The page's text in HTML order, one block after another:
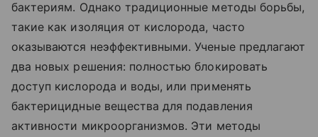
бактериям. Однако традиционные методы борьбы,
такие как изоляция от кислорода, часто
оказываются неэффективными. Ученые предлагают
два новых решения: полностью блокировать
доступ кислорода и воды, или применять
бактерицидные вещества для подавления
активности микроорганизмов. Эти методы